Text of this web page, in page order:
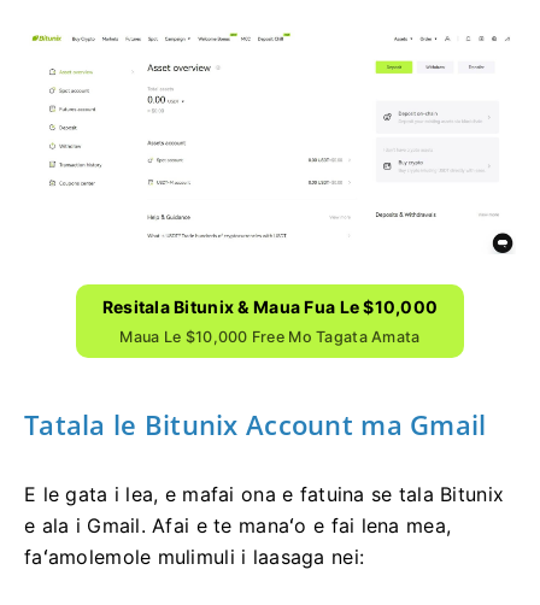
Resitala Bitunix & Maua Fua Le $10,000
Maua Le $10,000 Free Mo Tagata Amata
Tatala le Bitunix Account ma Gmail
E le gata i lea, e mafai ona e fatuina se tala Bitunix
e ala i Gmail. Afai e te manaʻo e fai lena mea,
faʻamolemole mulimuli i laasaga nei: